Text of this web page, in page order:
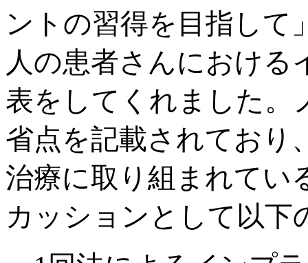
ントの習得を目指して
人の患者さんにおける
表をしてくれました。
省点を記載されており
治療に取り組まれてい
カッションとして以下